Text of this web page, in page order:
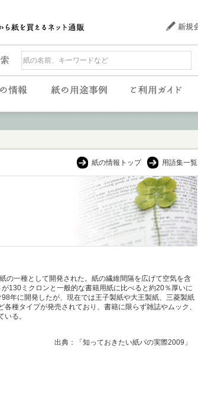
紙の情報トップ 用語集一覧
の一種として開発された。紙の繊維間隔を広げて空気を含
130ミクロンと一般的な書籍用紙に比べると約20％厚いに
年に開発したが、現在では王子製紙や大王製紙、三菱製紙
種タイプが発売されており、書籍に限らず雑誌やムック、
る。
たい紙パの実際2009」